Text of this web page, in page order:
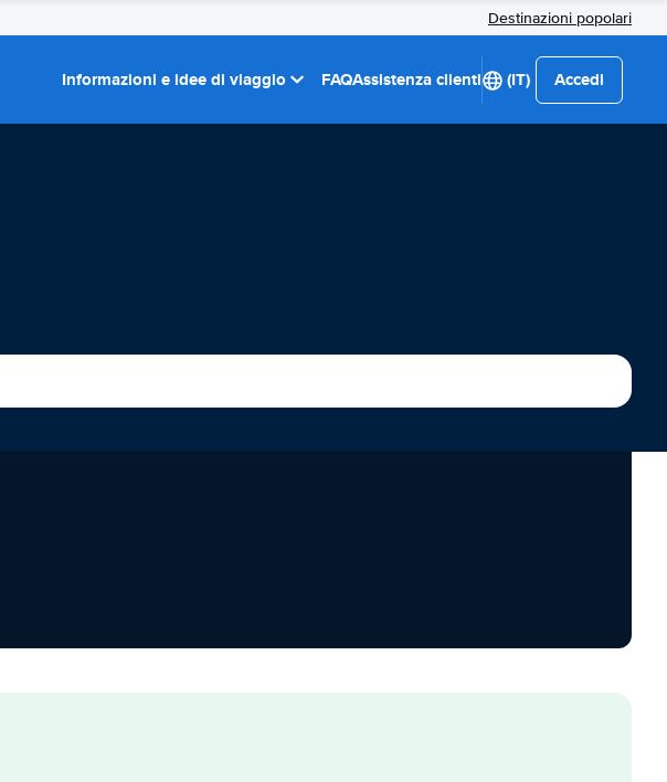
Destinazioni popolari
Informazioni e idee di viaggio FAQAssistenza clienti (IT) Accedi